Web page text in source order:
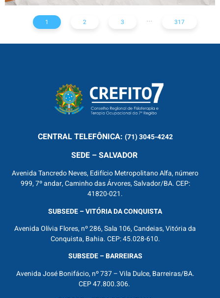
1 2 3 ... 317
CENTRALTELEFÔNICA: (71) 3045-4242
SEDE – SALVADOR
Avenida Tancredo Neves, Edifício Metropolitano Alfa, número
999, 7º andar, Caminho das Árvores, Salvador/BA. CEP:
41820-021.
SUBSEDE – VITÓRIA DA CONQUISTA
Avenida Olívia Flores, nº 286, Sala 106, Candeias, Vitória da
Conquista, Bahia. CEP: 45.028-610.
SUBSEDE – BARREIRAS
Avenida José Bonifácio, nº 737 – Vila Dulce, Barreiras/BA.
CEP 47.800.306.